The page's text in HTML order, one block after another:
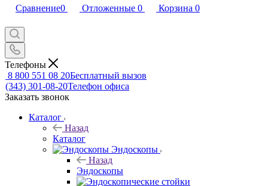
Сравнение0 Отложенные 0 Корзина 0
Телефоны
8 800 551 08 20Бесплатный вызов
(343) 301-08-20Телефон офиса
Заказать звонок
Каталог
Назад
Каталог
Эндоскопы
Назад
Эндоскопы